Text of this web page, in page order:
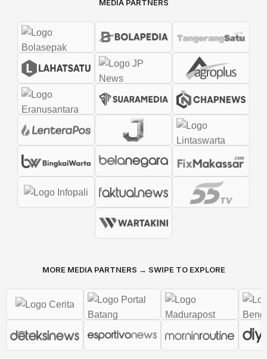
MEDIA PARTNERS
MORE MEDIA PARTNERS → SWIPE TO EXPLORE